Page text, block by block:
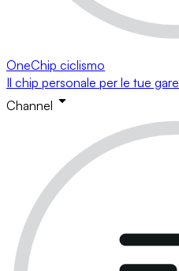
OneChip ciclismo
Il chip personale per le tue gare
Channel